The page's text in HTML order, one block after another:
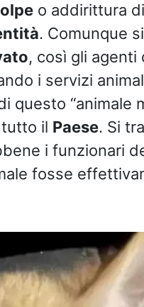
o addirittura
. Comunque
, così gli agenti
i servizi
questo “animale
il Paese. Si
i funzionari
fosse